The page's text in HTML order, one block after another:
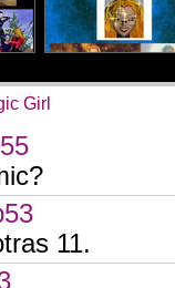
Girl
11.